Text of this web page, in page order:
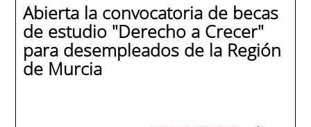
Abierta la convocatoria de becas
de estudio "Derecho a Crecer"
para desempleados de la Región
de Murcia